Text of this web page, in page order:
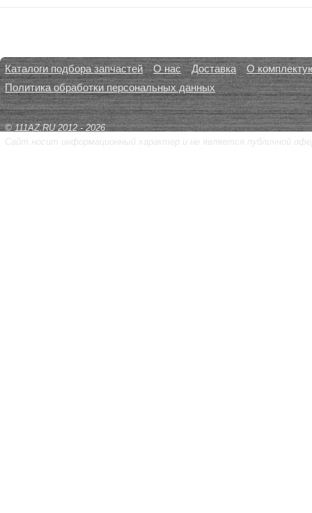
Каталоги подбора запчастей О нас Доставка
О
Политика обработки персональных данных
© 111AZ.RU 2012 - 2026
Сайт носит информационный характер и не является публичной